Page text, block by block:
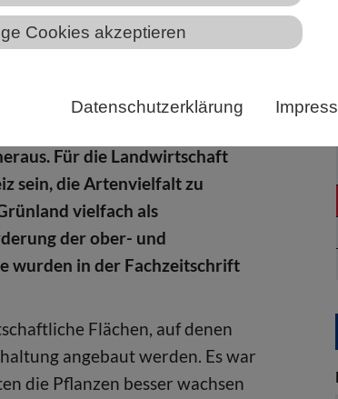
Cookies akzeptieren
Datenschutzerklärung
auch im Boden viele Arten von
mit den Pflanzen die
aus dem Fachbereich
Für die Landwirtschaft
sein, die Artenvielfalt zu
vielfach als
der ober- und
wurden in der Fachzeitschrift
Flächen, auf denen
angebaut werden. Es war
die Pflanzen besser wachsen